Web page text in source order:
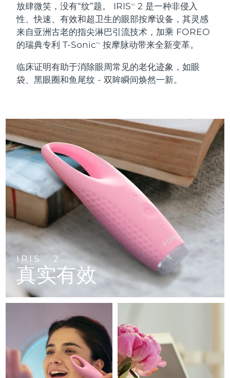
放肆微笑，没有“纹”题。 IRISTM
2 是一种非侵入
性、快速、有效和超卫生的眼部按摩设备，其灵感
来自亚洲古老的指尖淋巴引流技术，加乘 FOREO
的瑞典专利 T-SonicTM 按摩脉动带来全新变革。
临床证明有助于消除眼周常见的老化迹象，如眼
袋、黑眼圈和鱼尾纹 - 双眸瞬间焕然一新。
IRIS TM 2
真实有效
面部清洁
LUNA™ 4 套装
Anti-aging massage
LUNA™ 4 Men
For men, anti-aging massage
LUNA™ 4 mini
For young skin, T-zone
LUNA™ 4 go
For travel or gym bag
LUNA™ 护肤
LUNA™ 设备
All facial cleansing devices
紧致提拉
BEAR™ 2 套装
Microcurrent toning
BEAR™ 2 eyes & lips
Microcurrent line smoothing device
面部提拉护理
Premium anti-aging skincare
BEAR™ 设备
All premium facelift devices
补水保湿
UFO™ 3 LED
Near-infrared and red light therapy
device
UFO™ 3 mini
Red light therapy device for young skin
UFO™ 3 go
Portable red light therapy
Rejuvenation & hydration
UFO™ 设备
All deep facial hydration devices
口腔护理
issa™ 4 plus
Smart hybrid silicone sonic toothbrush
issa™ 4 smile
Hybrid silicone sonic toothbrush
issa™ 4 baby
For ages 0-3
issa™ Teeth Whitening Set
Dual LED + sonic device & 18% PAP gel
ISSA™ 设备
All silicone sonic toothbrushes
FAQ™ 101
Clinical anti-aging
FAQ™ 102
Advanced clinical anti-aging
FAQ™ P1 Primer
Manuka honey primer
LED治疗
NEW
FAQ™ 201
LED mask
FAQ™ 202
LED mask
FAQ™ 221
Anti-aging LED hand mask
生发
FAQ™ 301
LED hair strengthening scalp massager
FAQ™ Scalp Serum
Scalp recovery probiotic serum
FAQ™护肤品
All FAQ™ skincare
肌肤年轻化
NEW
FAQ™ 501
Full-Spectrum Red Light Therapy
FAQ™ 502
Full-Spectrum Red Light Therapy
FAQ™ Red Light Serum
保健品
NEW
专业治疗
比利时 预计送达日期8/8/26
百慕大 预计送达日期8/14/26
波斯尼亚和黑塞哥维那 预计送达日期8/11/26
保加利亚 预计送达日期8/8/26
加拿大 预计送达日期8/12/26
智利 预计送达日期 8/12/26
中国 预计送达日期 8/8/26
哥伦比亚 预计送达日期 8/12/26
克罗地亚 预计送达日期 8/8/26
塞浦路斯 预计送达日期
捷克 预计送达日期
爱沙尼亚 预计送达日期
芬兰 预计送达日期